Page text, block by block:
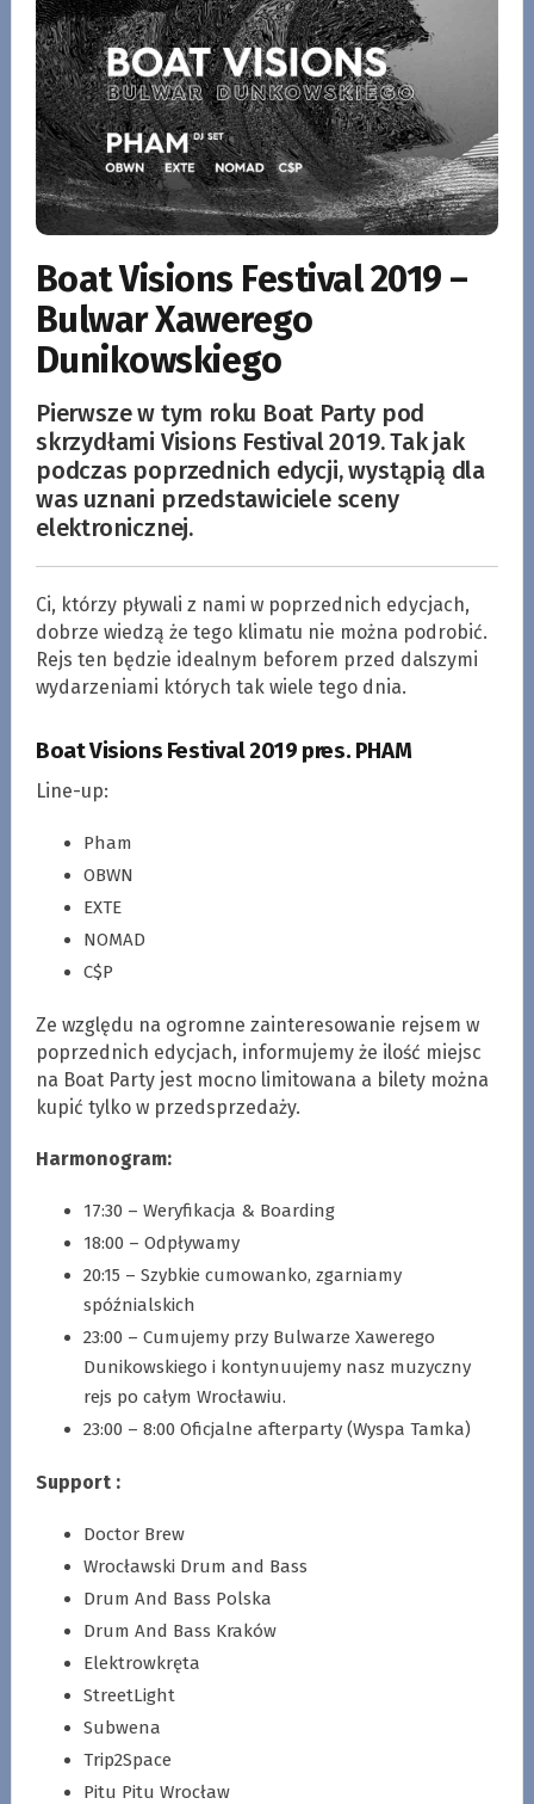
Boat Visions Festival 2019 –
Bulwar Xawerego
Dunikowskiego
Pierwsze w tym roku Boat Party pod
skrzydłami Visions Festival 2019. Tak jak
podczas poprzednich edycji, wystąpią dla
was uznani przedstawiciele sceny
elektronicznej.
Ci, którzy pływali z nami w poprzednich edycjach,
dobrze wiedzą że tego klimatu nie można podrobić.
Rejs ten będzie idealnym beforem przed dalszymi
wydarzeniami których tak wiele tego dnia.
Boat Visions Festival 2019 pres. PHAM
Line-up:
Pham
OBWN
EXTE
NOMAD
C$P
Ze względu na ogromne zainteresowanie rejsem w
poprzednich edycjach, informujemy że ilość miejsc
na Boat Party jest mocno limitowana a bilety można
kupić tylko w przedsprzedaży.
Harmonogram:
17:30 – Weryfikacja & Boarding
18:00 – Odpływamy
20:15 – Szybkie cumowanko, zgarniamy
spóźnialskich
23:00 – Cumujemy przy Bulwarze Xawerego
Dunikowskiego i kontynuujemy nasz muzyczny
rejs po całym Wrocławiu.
23:00 – 8:00 Oficjalne afterparty (Wyspa Tamka)
Support :
Doctor Brew
Wrocławski Drum and Bass
Drum And Bass Polska
Drum And Bass Kraków
Elektrowkręta
StreetLight
Subwena
Trip2Space
Pitu Pitu Wrocław